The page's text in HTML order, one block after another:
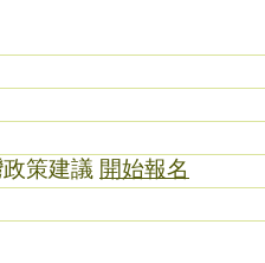
策建議 開始報名